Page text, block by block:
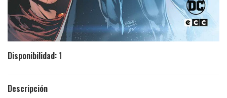
Disponibilidad:1
Descripción